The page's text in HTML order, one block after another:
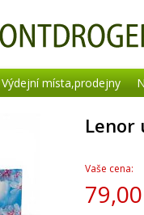
Výdejní místa,prodejny
Lenor
Vaše cena: